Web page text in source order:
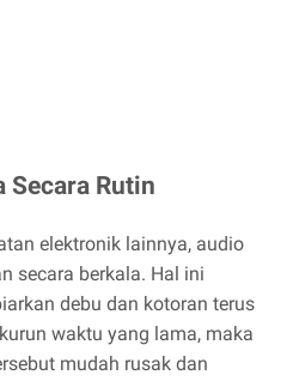
Secara Rutin
elektronik lainnya, audio
secara berkala. Hal ini
debu dan kotoran terus
waktu yang lama, maka
mudah rusak dan